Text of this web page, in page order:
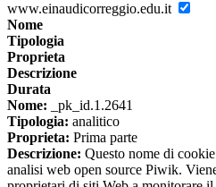
www.einaudicorreggio.edu.it
Nome
Tipologia
Proprieta
Descrizione
Durata
Nome: _pk_id.1.2641
Tipologia: analitico
Proprieta: Prima parte
Descrizione: Questo nome di
analisi web open source Piwik.